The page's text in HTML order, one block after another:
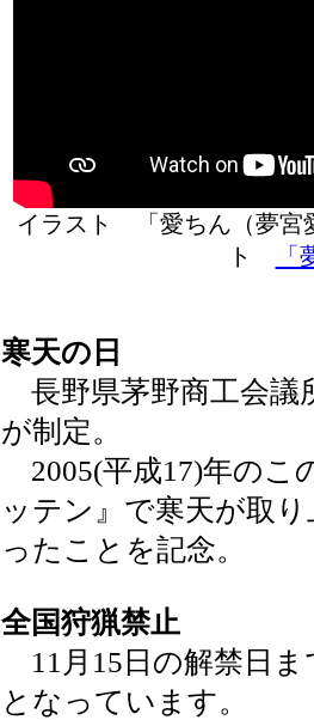
イラスト 「愛ちん（夢
ト
寒天の日
長野県茅野商工会議
が制定。
2005(平成17)年のこ
ッテン』で寒天が取
ったことを記念。
全国狩猟禁止
11月15日の解禁日ま
となっています。